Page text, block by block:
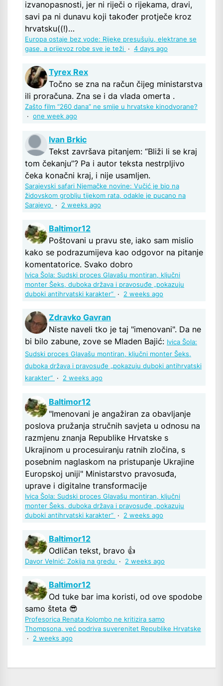
izvanopasnosti, jer ni riječi o rijekama, dravi,
savi pa ni dunavu koji također protječe kroz
hrvatsku((!)…
Europa ostaje bez vode: Rijeke presušuju, elektrane se
gase, a prijevoz robe sve je teži · 4 days ago
Tyrex Rex
Točno se zna na račun čijeg ministarstva
ili proračuna. Zna se i da vlada omerta .
Zašto film “260 dana” ne smije u hrvatske kinodvorane?
· one week ago
Ivan Brkic
Tekst završava pitanjem: “Bliži li se kraj
tom čekanju”? Pa i autor teksta nestrpljivo
čeka konačni kraj, i nije usamljen.
Sarajevski safari Njemačke novine: Vučić je bio na
židovskom groblju tijekom rata, odakle je pucano na
Sarajevo
· 2 weeks ago
Baltimor12
Poštovani u pravu ste, iako sam mislio
kako se podrazumijeva kao odgovor na pitanje
komentatorice. Svako dobro
Ivica Šola: Sudski proces Glavašu montiran, ključni
monter Šeks, duboka država i pravosuđe „pokazuju
duboki antihrvatski karakter“ · 2 weeks ago
Zdravko Gavran
Niste naveli tko je taj "imenovani". Da ne
bi bilo zabune, zove se Mladen Bajić: Ivica Šola:
Sudski proces Glavašu montiran, ključni monter Šeks,
duboka država i pravosuđe „pokazuju duboki antihrvatski
karakter“ · 2 weeks ago
Baltimor12
"Imenovani je angažiran za obavljanje
poslova pružanja stručnih savjeta u odnosu na
razmjenu znanja Republike Hrvatske s
Ukrajinom u procesuiranju ratnih zločina, s
posebnim naglaskom na pristupanje Ukrajine
Europskoj uniji" Ministarstvo pravosuđa,
uprave i digitalne transformacije
Ivica Šola: Sudski proces Glavašu montiran, ključni
monter Šeks, duboka država i pravosuđe „pokazuju
duboki antihrvatski karakter“ · 2 weeks ago
Baltimor12
Odličan tekst, bravo 👍
Davor Velnić: Zokija na gredu · 2 weeks ago
Baltimor12
Od tuke bar ima koristi, od ove spodobe
samo šteta 😎
Profesorica Renata Kolombo ne kritizira samo
Thompsona, već podriva suverenitet Republike Hrvatske
· 2 weeks ago